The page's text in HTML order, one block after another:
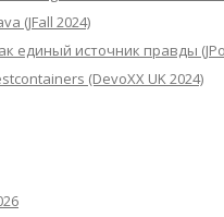
(JFall 2024)
единый источник правды
(DevoXX UK 2024)